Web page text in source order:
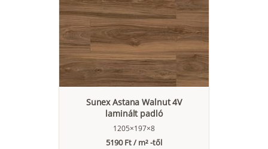
Sunex Astana Walnut 4V
laminált padló
1205×197×8
5190 Ft / m² -től